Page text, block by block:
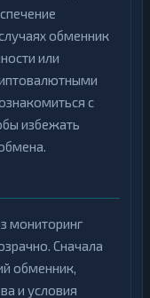
обменник
или
с
избежать
мониторинг
Сначала
обменник,
и условия